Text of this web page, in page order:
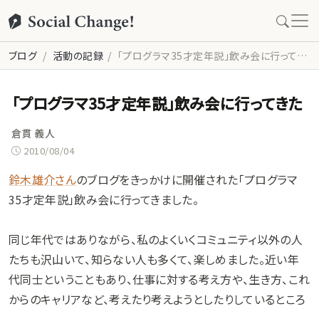
ブログ 活動の記録 「プログラマ35才定年説」飲み会に行ってきた
「プログラマ35才定年説」飲み会に行ってきた
倉貫 義人
2010/08/04
鈴木雄介さんのブログをきっかけに開催された「プログラマ
35才定年説」飲み会に行ってきました。
同じ年代ではありながら、私のよくいくコミュニティ以外の人
たちも沢山いて、知らない人も多くて、楽しめました。近い年
代同士ということもあり、仕事に対する考え方や、生き方、これ
からのキャリアなど、考えたり考えようとしたりしているところ